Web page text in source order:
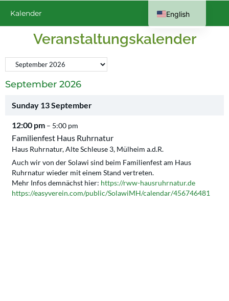
Kalender
Veranstaltungskalender
September 2026
Sunday 13September
12:00 pm – 5:00 pm
Familienfest Haus Ruhrnatur
Haus Ruhrnatur, Alte Schleuse 3, Mülheim a.d.R.
Auch wir von der Solawi sind beim Familienfest am Haus
Ruhrnatur wieder mit einem Stand vertreten.
Mehr Infos demnächst hier: https://rww-hausruhrnatur.de
https://easyverein.com/public/SolawiMH/calendar/456746481
English